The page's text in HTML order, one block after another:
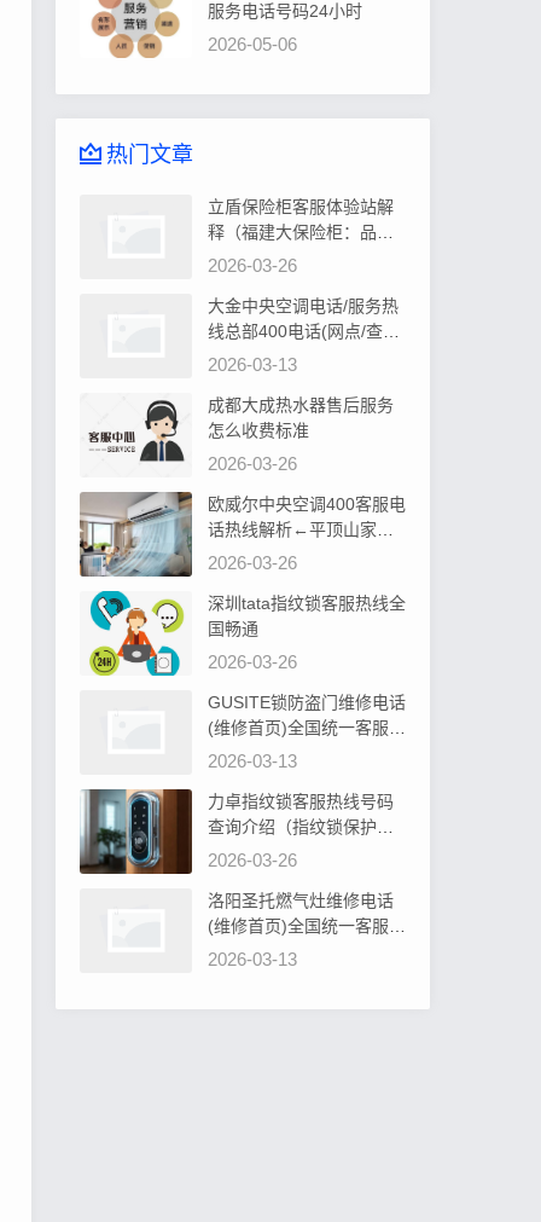
服务电话号码24小时
2026-05-06
热门文章
立盾保险柜客服体验站解
释（福建大保险柜：品质
卓越，安全可靠首选）
2026-03-26
大金中央空调电话/服务热
线总部400电话(网点/查询)
告诉你大金中央空调控制
2026-03-13
成都大成热水器售后服务
怎么收费标准
2026-03-26
欧威尔中央空调400客服电
话热线解析←平顶山家居
装修，中央空调安装攻略
2026-03-26
深圳tata指纹锁客服热线全
国畅通
2026-03-26
GUSITE锁防盗门维修电话
(维修首页)全国统一客服电
话阐明GUSITE锁防盗门必
2026-03-13
力卓指纹锁客服热线号码
查询介绍（指纹锁保护罩
硅胶：安全防护新选择）
2026-03-26
洛阳圣托燃气灶维修电话
(维修首页)全国统一客服电
话教你圣托燃气灶旋钮无
2026-03-13